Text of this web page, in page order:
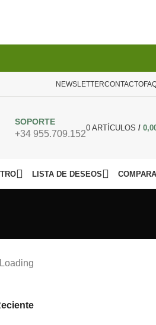
NEWSLETTERCONTACTO
SOPORTE
+34 955.709.152
0 ARTÍCULOS /
LISTA DE DESEOS